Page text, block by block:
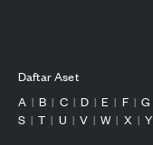
Daftar Aset
A | B | C | D | E | F | G
S | T | U | V | W | X | Y